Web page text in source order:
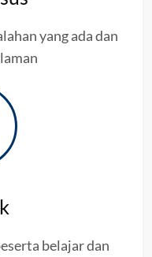
yang ada dan
belajar dan